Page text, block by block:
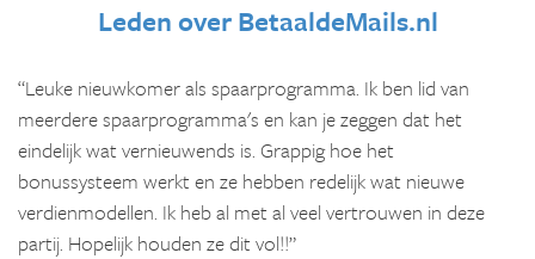
Leden over BetaaldeMails.nl
“Leuke nieuwkomer als spaarprogramma. Ik ben lid van
meerdere spaarprogramma's en kan je zeggen dat het
eindelijk wat vernieuwends is. Grappig hoe het
bonussysteem werkt en ze hebben redelijk wat nieuwe
verdienmodellen. Ik heb al met al veel vertrouwen in deze
partij. Hopelijk houden ze dit vol!!”